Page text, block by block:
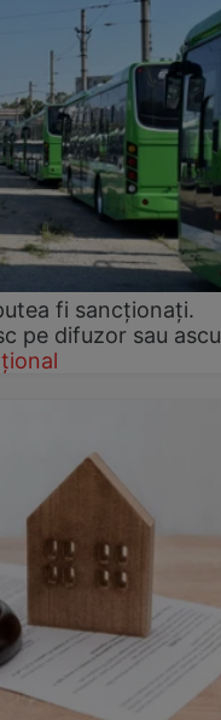
fi sancționați.
pe difuzor sau